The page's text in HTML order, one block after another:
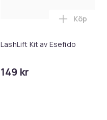
+ Kabel 25W
17 / 16 / 15
LashLift Kit av Esefido
149 kr
Lägg till
Köp